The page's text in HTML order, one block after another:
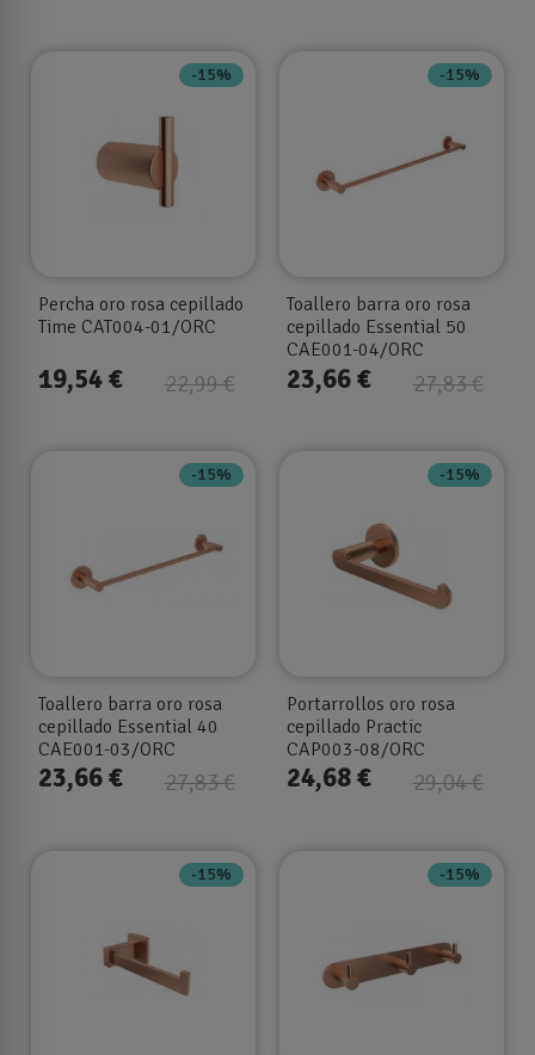
-15%
Percha oro rosa cepillado
Time CAT004-01/ORC
22,99 €
19,54 €
-15%
Toallero barra oro rosa
cepillado Essential 50
CAE001-04/ORC
27,83 €
23,66 €
-15%
Toallero barra oro rosa
cepillado Essential 40
CAE001-03/ORC
27,83 €
23,66 €
-15%
Portarrollos oro rosa
cepillado Practic
CAP003-08/ORC
29,04 €
24,68 €
-15% -15%